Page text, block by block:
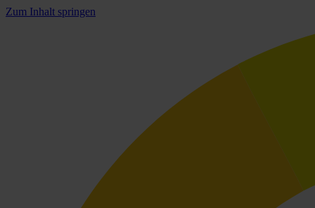
Zum Inhalt springen